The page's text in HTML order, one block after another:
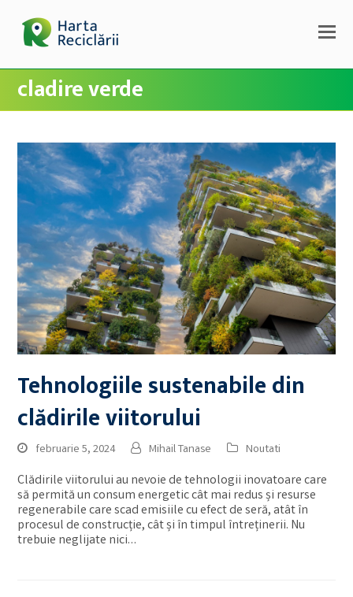
cladire verde
Tehnologiile sustenabile din
clădirile viitorului
februarie 5, 2024 Mihail Tanase Noutati
Clădirile viitorului au nevoie de tehnologii inovatoare care
să permită un consum energetic cât mai redus și resurse
regenerabile care scad emisiile cu efect de seră, atât în
procesul de construcție, cât și în timpul întreținerii. Nu
trebuie neglijate nici…